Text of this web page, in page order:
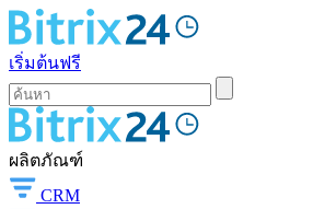
เริ่มต้นฟรี
ผลิตภัณฑ์
CRM